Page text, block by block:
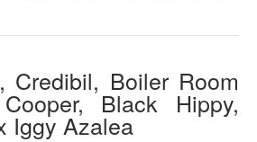
Credibil, Boiler Room
Black Hippy,
Iggy Azalea